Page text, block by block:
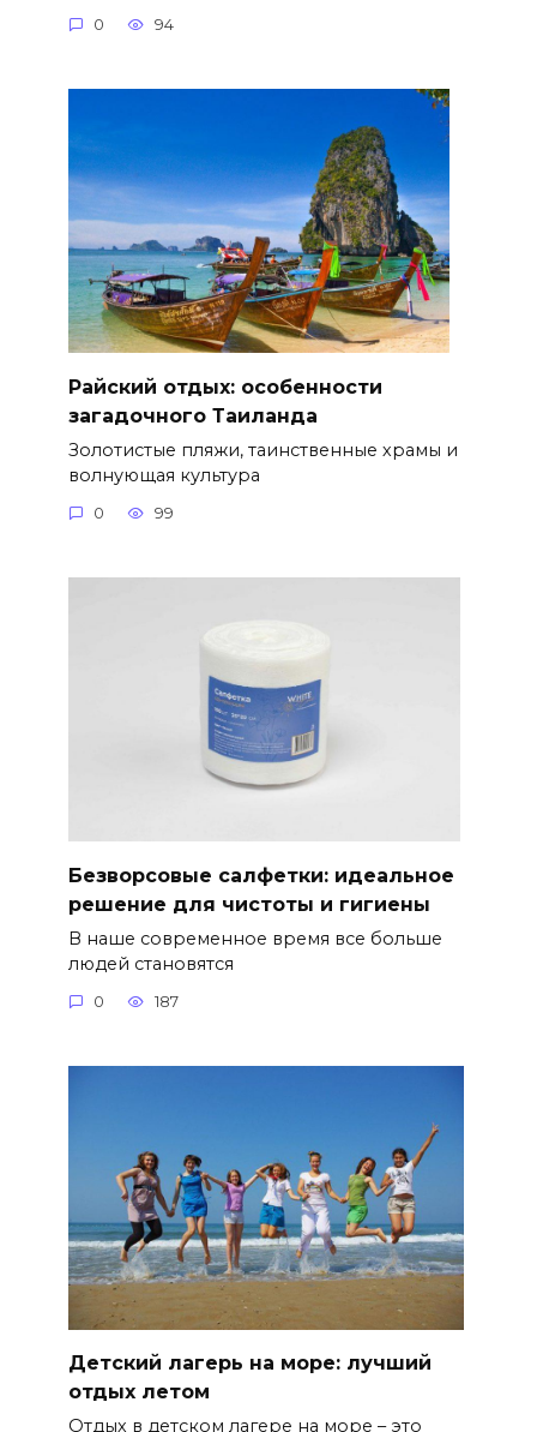
0 94
Райский отдых: особенности
загадочного Таиланда
Золотистые пляжи, таинственные храмы и
волнующая культура
0 99
Безворсовые салфетки: идеальное
решение для чистоты и гигиены
В наше современное время все больше
людей становятся
0 187
Детский лагерь на море: лучший
отдых летом
Отдых в детском лагере на море – это